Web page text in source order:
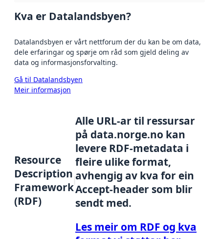
Kva er Datalandsbyen?
Datalandsbyen er vårt nettforum der du kan be om data,
dele erfaringar og spørje om råd som gjeld deling av
data og informasjonsforvalting.
Gå til Datalandsbyen
Meir informasjon
Resource
Description
Framework
(RDF)
Alle URL-ar til ressursar
på data.norge.no kan
levere RDF-metadata i
fleire ulike format,
avhengig av kva for ein
Accept-header som blir
sendt med.
Les meir om RDF og kva